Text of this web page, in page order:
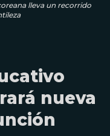
lleva un recorrido
nueva